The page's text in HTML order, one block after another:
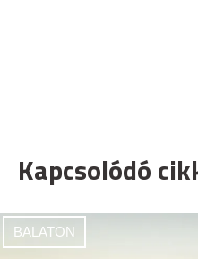
Kapcsolódó
BALATON